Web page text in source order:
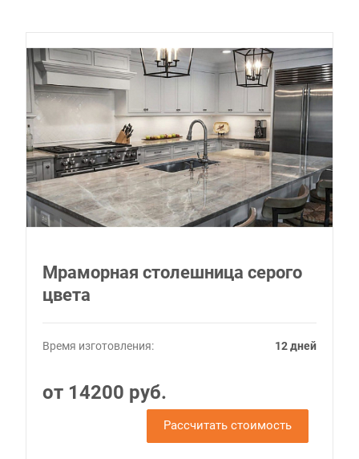
Мраморная столешница серого
цвета
Время изготовления: 12 дней
от 14200 руб.
Рассчитать стоимость